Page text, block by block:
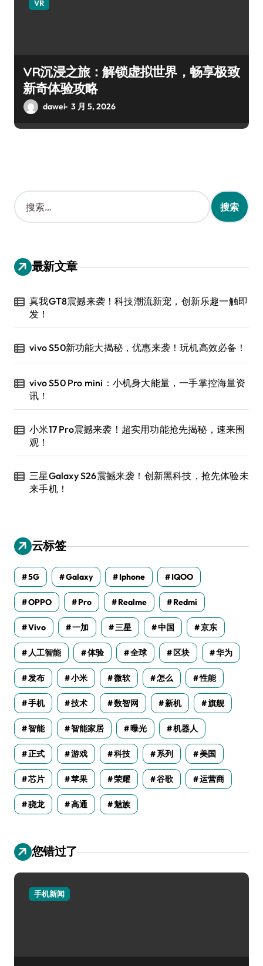
VR
VR沉浸之旅：解锁虚拟世界，畅享极致
新奇体验攻略
dawei 3 月 5, 2026
搜
索
：
最新文章
真我GT8震撼来袭！科技潮流新宠，创新乐趣一触即
发！
vivo S50新功能大揭秘，优惠来袭！玩机高效必备！
vivo S50 Pro mini：小机身大能量，一手掌控海量资
讯！
小米17 Pro震撼来袭！超实用功能抢先揭秘，速来围
观！
三星Galaxy S26震撼来袭！创新黑科技，抢先体验未
来手机！
云标签
5G Galaxy Iphone IQOO
OPPO Pro Realme Redmi
Vivo 一加 三星 中国 京东
人工智能 体验 全球 区块 华为
发布 小米 微软 怎么 性能
手机 技术 数智网 新机 旗舰
智能 智能家居 曝光 机器人
正式 游戏 科技 系列 美国
芯片 苹果 荣耀 谷歌 运营商
骁龙 高通 魅族
您错过了
手机新闻